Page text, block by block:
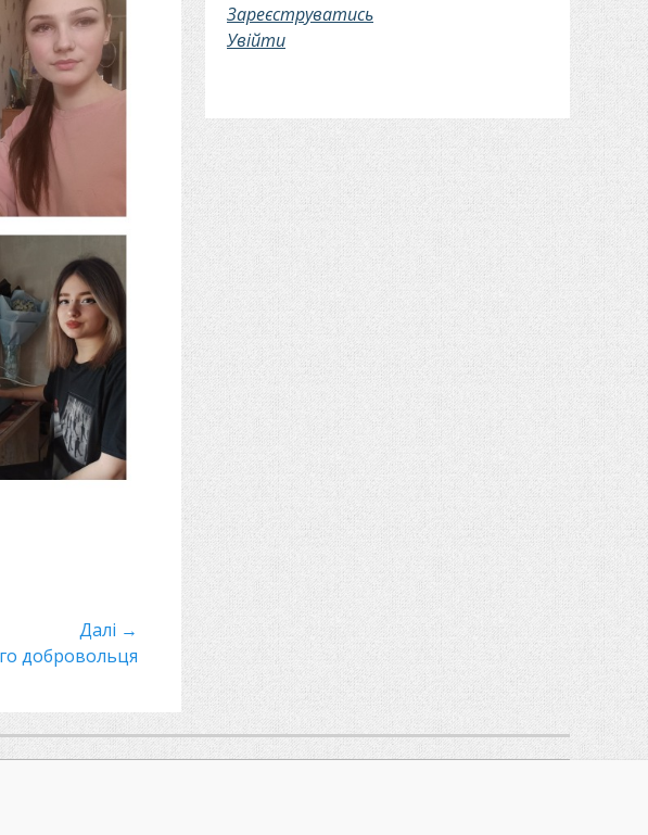
Далі →
добровольця
Зареєструватись
Увійти